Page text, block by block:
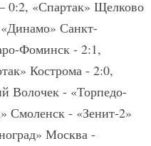
0:2, «Спартак» Щелково
Санкт-
Фоминск - 2:1,
Кострома - 2:0,
Волочек - «Торпедо-
Смоленск - «Зенит-2»
Москва -